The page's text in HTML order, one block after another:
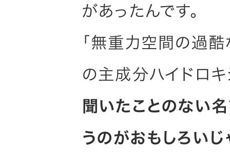
があったんです。
「無重力空間の過
の主成分ハイドロキ
聞いたことのない名
うのがおもしろいじ